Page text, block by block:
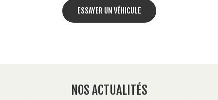
ESSAYER UN VÉHICULE
NOS ACTUALITÉS